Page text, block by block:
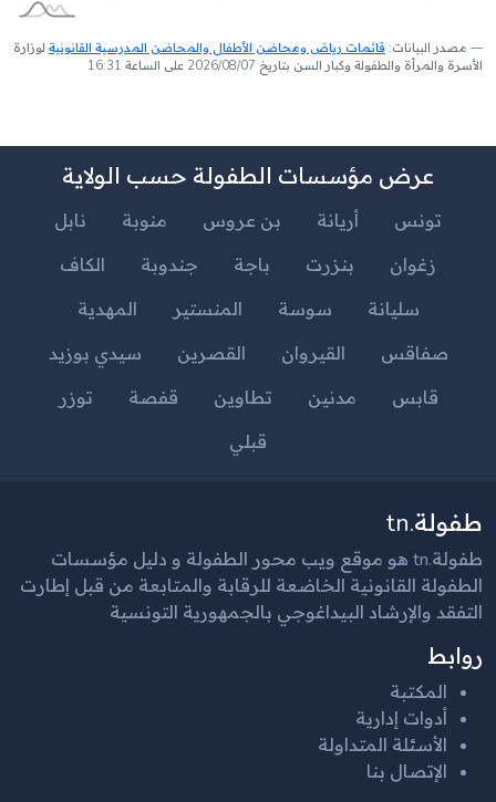
مصدر البيانات: قائمات رياض ومحاضن الأطفال والمحاضن المدرسية القانونية لوزارة
الأسرة والمرأة والطفولة وكبار السن بتاريخ 2026/08/07 على الساعة 16:31
عرض مؤسسات الطفولة حسب الولاية
تونس أريانة بن عروس منوبة
نابل
زغوان
بنزرت باجة جندوبة
الكاف
سليانة
سوسة المنستير
المهدية
صفاقس
القيروان القصرين
سيدي بوزيد
قابس
مدنين تطاوين قفصة
توزر
قبلي
طفولة.tn
طفولة.tn هو موقع ويب محور الطفولة و دليل مؤسسات
الطفولة القانونية الخاضعة للرقابة والمتابعة من قبل إطارت
التفقد والإرشاد البيداغوجي بالجمهورية التونسية
روابط
المكتبة
أدوات إدارية
الأسئلة المتداولة
الإتصال بنا